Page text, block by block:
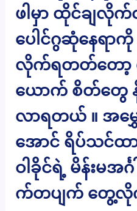
ဖါမှာ ထိုင်ချလို
ပေါင်ဂွဆုံနေရာကို
လိုက်ရတတ်တော့
ယောက် စိတ်တွေ နို
လာရတယ် ။ အမွှေ
အောင် ရိပ်သင်ထ
ဝါခိုင်ရဲ့ မိန်းမအင်္
က်တပျက် တွေ့လို